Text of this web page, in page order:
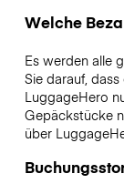
Welche
Es werden alle
Sie darauf,
LuggageHero
Gepäckstücke
über